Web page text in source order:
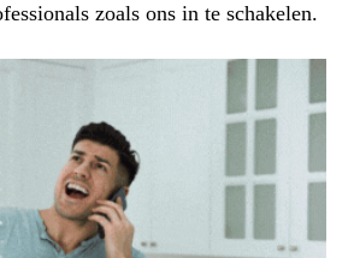
zoals ons in te schakelen.